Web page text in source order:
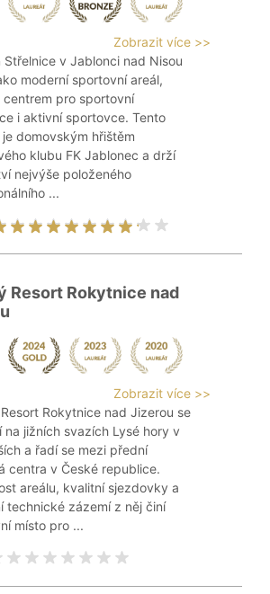
Zobrazit více >>
Střelnice v Jablonci nad Nisou
moderní sportovní areál,
centrem pro sportovní
i aktivní sportovce. Tento
domovským hřištěm
klubu FK Jablonec a drží
nejvýše položeného
...
Resort Rokytnice nad
Zobrazit více >>
Rokytnice nad Jizerou se
na jižních svazích Lysé hory v
a řadí se mezi přední
centra v České republice.
areálu, kvalitní sjezdovky a
technické zázemí z něj činí
místo pro ...